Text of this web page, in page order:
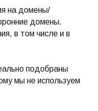
на домены/
домены.
в том числе и в
подобраны
мы не используем